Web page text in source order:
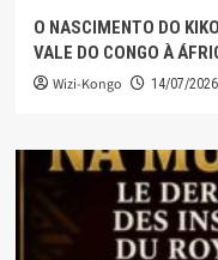
O NASCIMENTO DO
VALE DO CONGO À
Wizi-Kongo 14/07/2026